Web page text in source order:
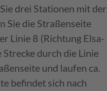
drei Stationen mit der
Sie die Straßenseite
Linie 8 (Richtung Elsa-
durch die Linie
und laufen ca.
befindet sich nach